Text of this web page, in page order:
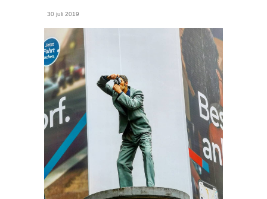
30 juli 2019